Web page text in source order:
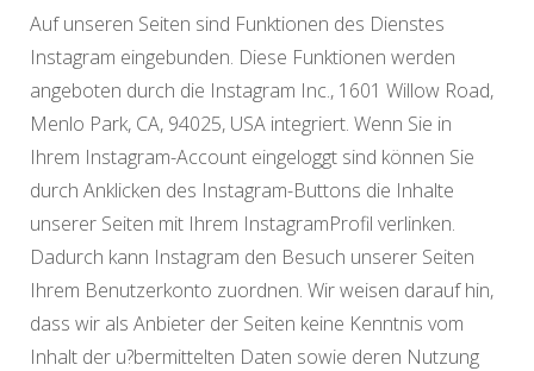
Auf unseren Seiten sind Funktionen des Dienstes
Instagram eingebunden. Diese Funktionen werden
angeboten durch die Instagram Inc., 1601 Willow Road,
Menlo Park, CA, 94025, USA integriert. Wenn Sie in
Ihrem Instagram-Account eingeloggt sind können Sie
durch Anklicken des Instagram-Buttons die Inhalte
unserer Seiten mit Ihrem InstagramProfil verlinken.
Dadurch kann Instagram den Besuch unserer Seiten
Ihrem Benutzerkonto zuordnen. Wir weisen darauf hin,
dass wir als Anbieter der Seiten keine Kenntnis vom
Inhalt der u?bermittelten Daten sowie deren Nutzung